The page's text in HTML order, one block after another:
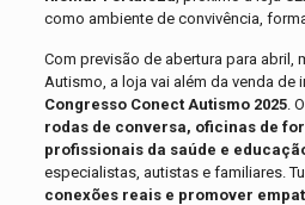
como ambiente de convivência,
Com previsão de abertura para abril,
Autismo, a loja vai além da venda de
Congresso Conect Autismo 2025.
rodas de conversa, oficinas de
profissionais da saúde e
especialistas, autistas e familiares.
conexões reais e promover